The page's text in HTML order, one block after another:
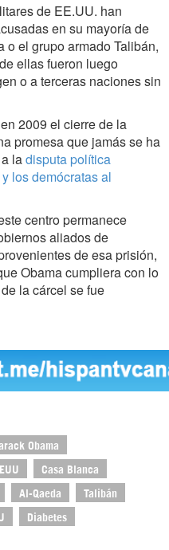
de EE.UU. han
en su mayoría de
o el grupo armado Talibán,
ellas fueron luego
o a terceras naciones sin
2009 el cierre de la
promesa que jamás se ha
ladisputa política
los demócratas al
centro permanece
aliados de
de esa prisión,
Obama cumpliera con lo
la cárcel se fue
Obama
Casa Blanca
Al-Qaeda Talibán
Diabetes